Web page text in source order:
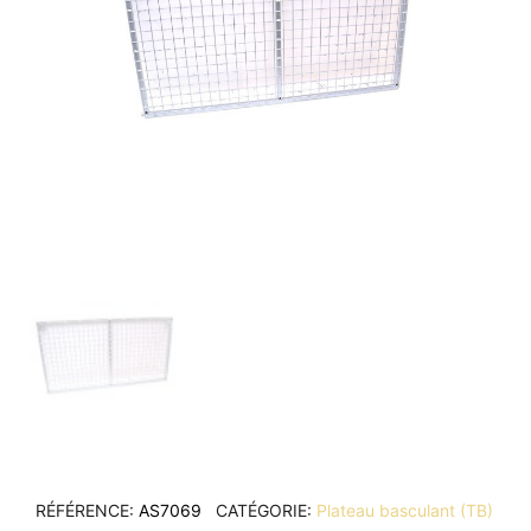
RÉFÉRENCE AS7069 CATÉGORIE Plateau basculant (TB)